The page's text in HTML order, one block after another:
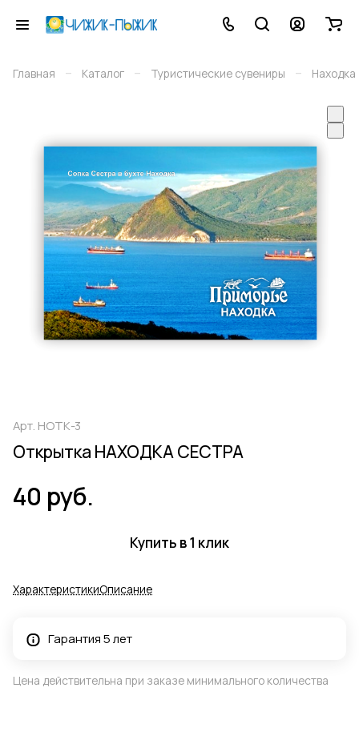
Главная – Каталог – Туристические сувениры – Находка
Арт. НОТК-3
Открытка НАХОДКА СЕСТРА
40 руб.
Купить в 1 клик
ХарактеристикиОписание
Гарантия 5 лет
Цена действительна при заказе минимального количества